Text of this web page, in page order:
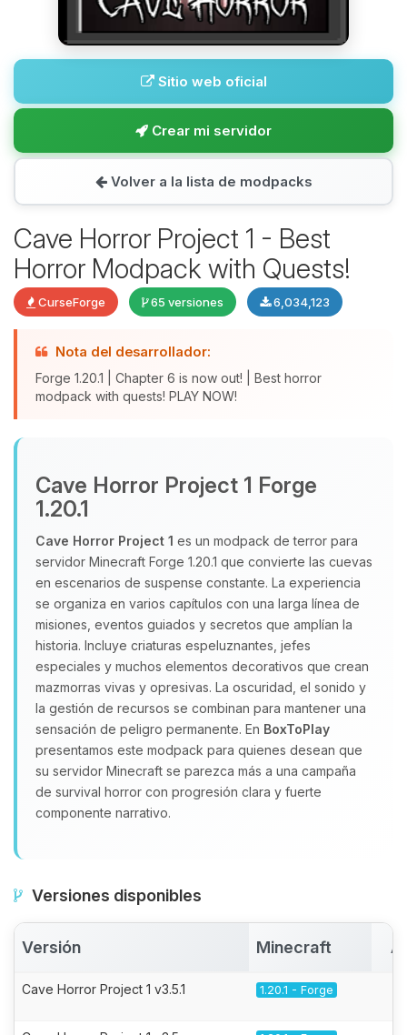
Sitio web oficial
Crear mi servidor
Volver a la lista de modpacks
Cave Horror Project 1 - Best
Horror Modpack with Quests!
CurseForge 65 versiones 6,034,123
Nota del desarrollador:
Forge 1.20.1 | Chapter 6 is now out! | Best horror
modpack with quests! PLAY NOW!
Cave Horror Project 1 Forge
1.20.1
Cave Horror Project 1 es un modpack de terror para
servidor Minecraft Forge 1.20.1 que convierte las cuevas
en escenarios de suspense constante. La experiencia
se organiza en varios capítulos con una larga línea de
misiones, eventos guiados y secretos que amplían la
historia. Incluye criaturas espeluznantes, jefes
especiales y muchos elementos decorativos que crean
mazmorras vivas y opresivas. La oscuridad, el sonido y
la gestión de recursos se combinan para mantener una
sensación de peligro permanente. En BoxToPlay
presentamos este modpack para quienes desean que
su servidor Minecraft se parezca más a una campaña
de survival horror con progresión clara y fuerte
componente narrativo.
Versiones disponibles
Versión Minecraft
Cave Horror Project 1 v3.5.1 1.20.1 - Forge
asistente de BoxToPlay. Cuentame
que necesitas y moveré mis
08/08/2026 09:07